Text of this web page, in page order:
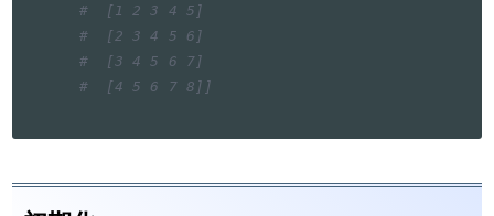
#  [1 2 3 4 5]
#  [2 3 4 5 6]
#  [3 4 5 6 7]
#  [4 5 6 7 8]]